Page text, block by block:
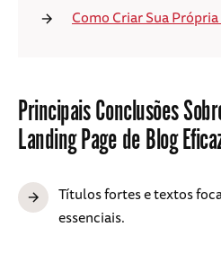
Como Criar Sua
Principais Conclusões
Landing Page de Blog
Títulos fortes e textos
essenciais.